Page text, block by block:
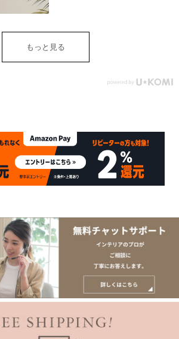
ダント ライト ランプ オブ
ジェ フラワーモチーフ お
もっと見る